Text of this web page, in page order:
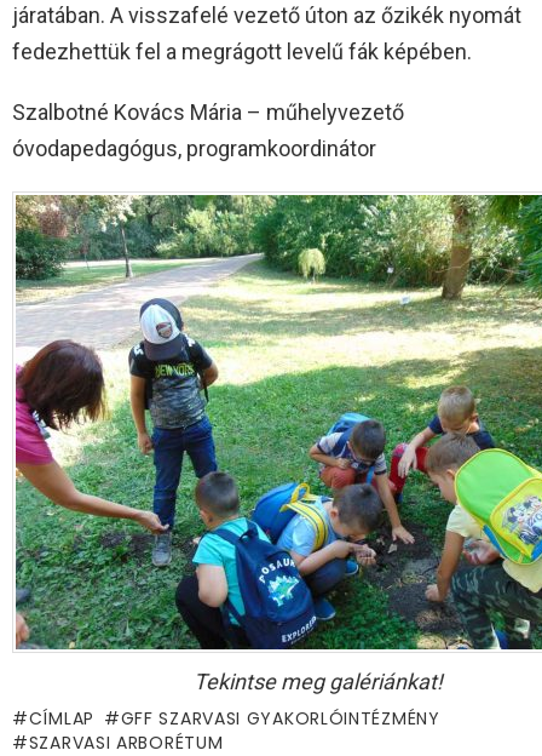
járatában. A visszafelé vezető úton az őzikék nyomát
fedezhettük fel a megrágott levelű fák képében.
Szalbotné Kovács Mária – műhelyvezető
óvodapedagógus, programkoordinátor
Tekintse meg galériánkat!
CÍMLAP
GFF SZARVASI GYAKORLÓINTÉZMÉNY
SZARVASI ARBORÉTUM